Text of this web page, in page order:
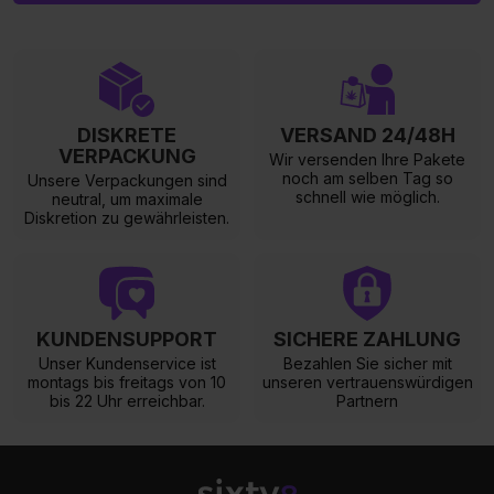
DISKRETE
VERPACKUNG
Unsere Verpackungen sind
neutral, um maximale
Diskretion zu gewährleisten.
VERSAND 24/48H
Wir versenden Ihre Pakete
noch am selben Tag so
schnell wie möglich.
KUNDENSUPPORT
Unser Kundenservice ist
montags bis freitags von 10
bis 22 Uhr erreichbar.
SICHERE ZAHLUNG
Bezahlen Sie sicher mit
unseren vertrauenswürdigen
Partnern